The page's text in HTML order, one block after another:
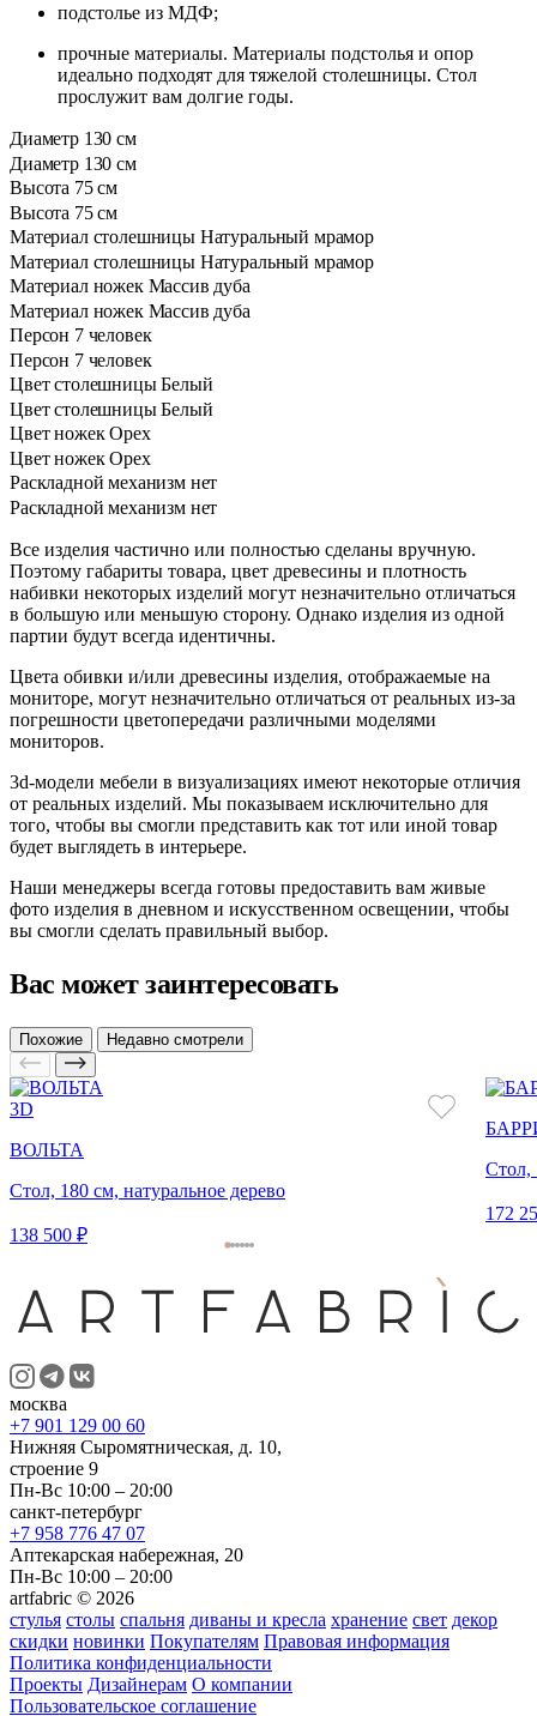
подстолье из МДФ;
прочные материалы. Материалы подстолья и опор
идеально подходят для тяжелой столешницы. Стол
прослужит вам долгие годы.
Диаметр 130 см
Диаметр 130 см
Высота 75 см
Высота 75 см
Материал столешницы Натуральный мрамор
Материал столешницы Натуральный мрамор
Материал ножек Массив дуба
Материал ножек Массив дуба
Персон 7 человек
Персон 7 человек
Цвет столешницы Белый
Цвет столешницы Белый
Цвет ножек Орех
Цвет ножек Орех
Раскладной механизм нет
Раскладной механизм нет
Все изделия частично или полностью сделаны вручную.
Поэтому габариты товара, цвет древесины и плотность
набивки некоторых изделий могут незначительно отличаться
в большую или меньшую сторону. Однако изделия из одной
партии будут всегда идентичны.
Цвета обивки и/или древесины изделия, отображаемые на
мониторе, могут незначительно отличаться от реальных из-за
погрешности цветопередачи различными моделями
мониторов.
3d-модели мебели в визуализациях имеют некоторые отличия
от реальных изделий. Мы показываем исключительно для
того, чтобы вы смогли представить как тот или иной товар
будет выглядеть в интерьере.
Наши менеджеры всегда готовы предоставить вам живые
фото изделия в дневном и искусственном освещении, чтобы
вы смогли сделать правильный выбор.
Вас может заинтересовать
Похожие Недавно смотрели
3D
ВОЛЬТА
Стол, 180 см, натуральное дерево
138 500 ₽
Стол,
172
москва
+7 901 129 00 60
Нижняя Сыромятническая, д. 10,
строение 9
Пн-Вс 10:00 – 20:00
санкт-петербург
+7 958 776 47 07
Аптекарская набережная, 20
Пн-Вс 10:00 – 20:00
artfabric © 2026
стулья столы спальня диваны и кресла хранение свет декор
скидки новинки Покупателям Правовая информация
Политика конфиденциальности
Проекты Дизайнерам О компании
Пользовательское соглашение